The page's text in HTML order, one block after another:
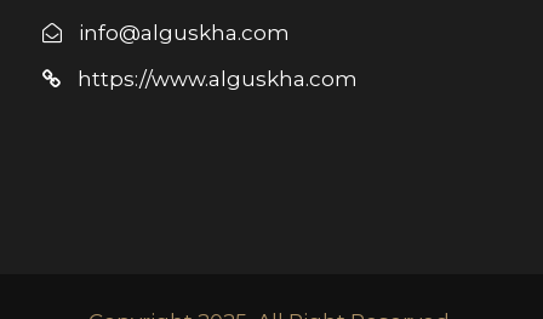
info@alguskha.com
https://www.alguskha.com